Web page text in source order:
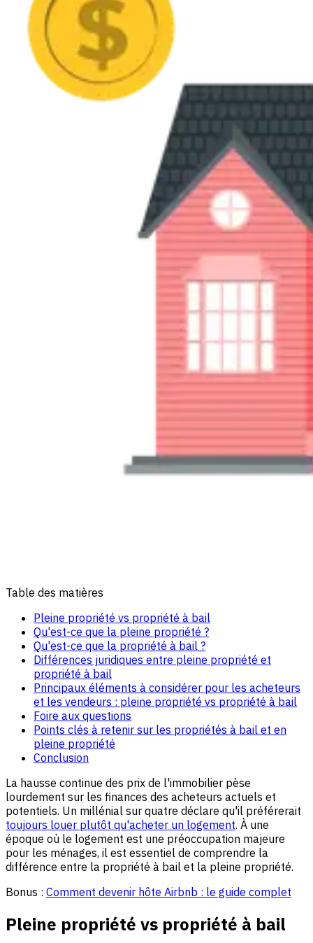
Table des matières
Pleine propriété vs propriété à bail
Qu'est-ce que la pleine propriété ?
Qu'est-ce que la propriété à bail ?
Différences juridiques entre pleine propriété et
propriété à bail
Principaux éléments à considérer pour les acheteurs
et les vendeurs : pleine propriété vs propriété à bail
Foire aux questions
Points clés à retenir sur les propriétés à bail et en
pleine propriété
Conclusion
La hausse continue des prix de l'immobilier pèse
lourdement sur les finances des acheteurs actuels et
potentiels. Un millénial sur quatre déclare qu'il préférerait
toujours louer plutôt qu'acheter un logement. À une
époque où le logement est une préoccupation majeure
pour les ménages, il est essentiel de comprendre la
différence entre la propriété à bail et la pleine propriété.
Bonus : Comment devenir hôte Airbnb : le guide complet
Pleine propriété vs propriété à bail